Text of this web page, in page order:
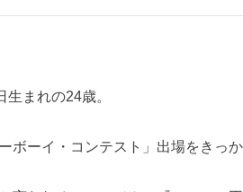
まれの24歳。
ボーイ・コンテスト」出場をきっか